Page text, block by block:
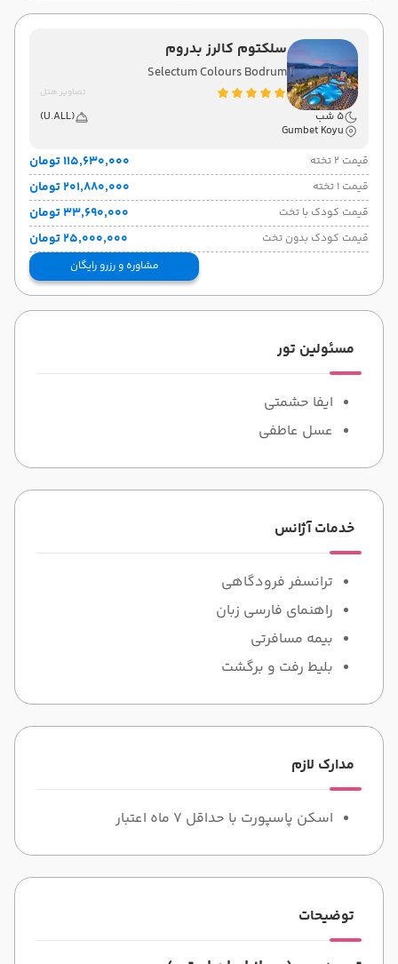
سلکتوم کالرز بدروم
Selectum Colours Bodrum
تصاویر هتل
5 شب
(U.ALL)
Gumbet Koyu
قیمت 2 تخته
۱۱۵٬۶۳۰٬۰۰۰ تومان
قیمت 1 تخته ۲۰۱٬۸۸۰٬۰۰۰ تومان
قیمت کودک با تخت ۳۳٬۶۹۰٬۰۰۰ تومان
قیمت کودک بدون تخت ۲۵٬۰۰۰٬۰۰۰ تومان
مشاوره و رزرو رایگان
مسئولین تور
ایفا حشمتی
عسل عاطفی
خدمات آژانس
ترانسفر فرودگاهی
راهنمای فارسی زبان
بیمه مسافرتی
بلیط رفت و برگشت
مدارک لازم
اسکن پاسپورت با حداقل 7 ماه اعتبار
توضیحات